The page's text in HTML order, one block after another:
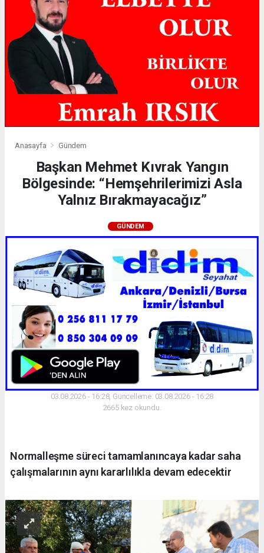
Anasayfa Gündem
Başkan Mehmet Kıvrak Yangın
Bölgesinde: “Hemşehrilerimizi Asla
Yalnız Bırakmayacağız”
GÜNDEM
03.08.2026 - 16:28, Güncelleme: 03.08.2026 - 16:28
2665 kez okundu.
Normalleşme süreci tamamlanıncaya kadar saha
çalışmalarının aynı kararlılıkla devam edecektir